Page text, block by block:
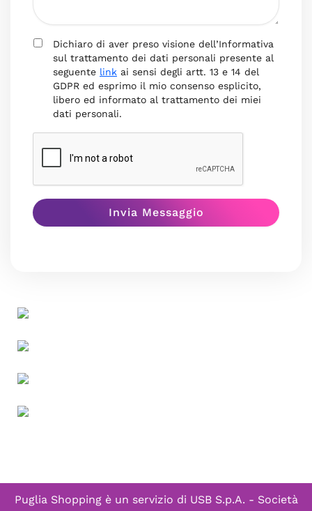
Dichiaro di aver preso visione dell’Informativa
sul trattamento dei dati personali presente al
seguente link ai sensi degli artt. 13 e 14 del
GDPR ed esprimo il mio consenso esplicito,
libero ed informato al trattamento dei miei
dati personali.
Puglia Shopping è un servizio di USB S.p.A. - Società